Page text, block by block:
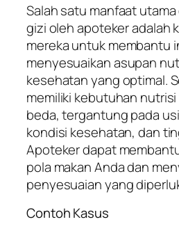
Salah satu manfaat
gizi oleh apoteker adalah
mereka untuk membantu
menyesuaikan asupan
kesehatan yang optimal.
memiliki kebutuhan
beda, tergantung pada
kondisi kesehatan, dan
Apoteker dapat
pola makan Anda dan
penyesuaian yang
Contoh Kasus